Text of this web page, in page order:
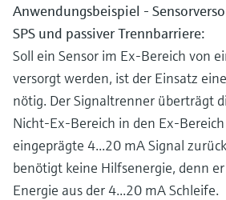
Anwendungsbeispiel -
SPS und passiver Trennbarriere:
Soll ein Sensor im Ex-Bereich von
versorgt werden, ist der Einsatz
nötig. Der Signaltrenner überträgt
Nicht-Ex-Bereich in den Ex-
eingeprägte 4...20 mA Signal
benötigt keine Hilfsenergie, denn
Energie aus der 4...20 mA Schleife.